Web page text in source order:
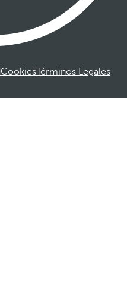
CookiesTérminos Legales